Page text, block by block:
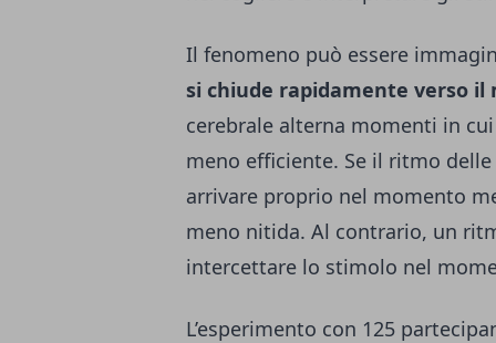
Il fenomeno può essere
si chiude rapidamente verso il
cerebrale alterna momenti in
meno efficiente. Se il ritmo
arrivare proprio nel momento
meno nitida. Al contrario, un
intercettare lo stimolo nel
L’esperimento con 125